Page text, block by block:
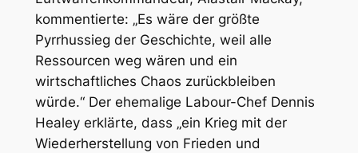
kommentierte: „Es wäre der größte
Pyrrhussieg der Geschichte, weil alle
Ressourcen weg wären und ein
wirtschaftliches Chaos zurückbleiben
würde.“ Der ehemalige Labour-Chef Dennis
Healey erklärte, dass „ein Krieg mit der
Wiederherstellung von Frieden und